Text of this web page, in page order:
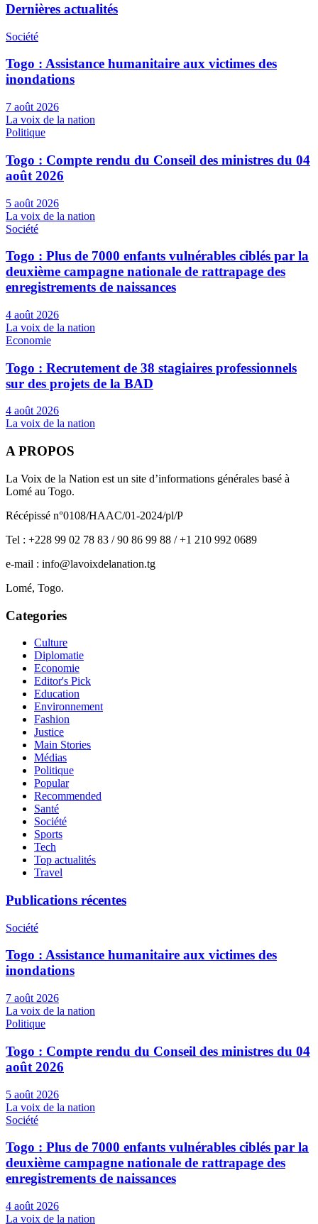
Dernières actualités
Société
Togo : Assistance humanitaire aux victimes des
inondations
7 août 2026
La voix de la nation
Politique
Togo : Compte rendu du Conseil des ministres du 04
août 2026
5 août 2026
La voix de la nation
Société
Togo : Plus de 7000 enfants vulnérables ciblés par la
deuxième campagne nationale de rattrapage des
enregistrements de naissances
4 août 2026
La voix de la nation
Economie
Togo : Recrutement de 38 stagiaires professionnels
sur des projets de la BAD
4 août 2026
La voix de la nation
A PROPOS
La Voix de la Nation est un site d’informations générales basé à
Lomé au Togo.
Récépissé n°0108/HAAC/01-2024/pl/P
Tel : +228 99 02 78 83 / 90 86 99 88 / +1 210 992 0689
e-mail : info@lavoixdelanation.tg
Lomé, Togo.
Categories
Culture
Diplomatie
Economie
Editor's Pick
Education
Environnement
Fashion
Justice
Main Stories
Médias
Politique
Popular
Recommended
Santé
Société
Sports
Tech
Top actualités
Travel
Publications récentes
Société
Togo : Assistance humanitaire aux victimes des
inondations
7 août 2026
La voix de la nation
Politique
Togo : Compte rendu du Conseil des ministres du 04
août 2026
5 août 2026
La voix de la nation
Société
Togo : Plus de 7000 enfants vulnérables ciblés par la
deuxième campagne nationale de rattrapage des
enregistrements de naissances
4 août 2026
La voix de la nation